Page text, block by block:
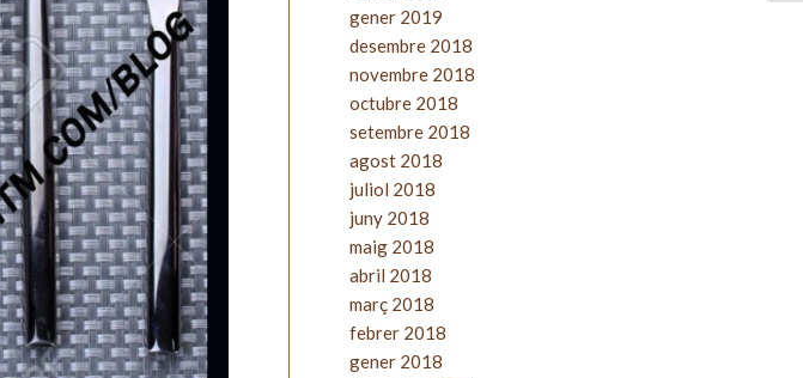
gener 2019
desembre 2018
novembre 2018
octubre 2018
setembre 2018
agost 2018
juliol 2018
juny 2018
maig 2018
abril 2018
març 2018
febrer 2018
gener 2018